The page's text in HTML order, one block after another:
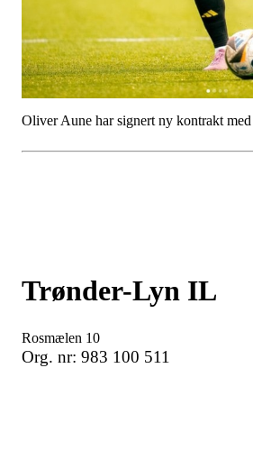
Oliver Aune har signert ny kontrakt
Trønder-Lyn IL
Rosmælen 10
Org. nr: 983 100 511